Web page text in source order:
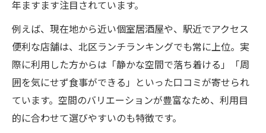
年ますます注目されています。
例えば、現在地から近い個室居酒屋や、駅近でアクセス
便利な店舗は、北区ランチランキングでも常に上位。実
際に利用した方からは「静かな空間で落ち着ける」「周
囲を気にせず食事ができる」といった口コミが寄せられ
ています。空間のバリエーションが豊富なため、利用目
的に合わせて選びやすいのも特徴です。